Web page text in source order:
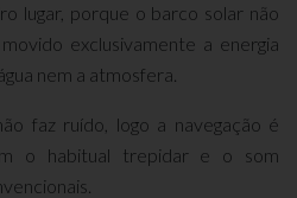
lugar, porque o barco solar não
exclusivamente a energia
nem a atmosfera.
faz ruído, logo a navegação é
o habitual trepidar e o som